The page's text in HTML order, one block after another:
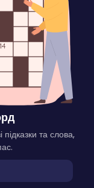
та слова,